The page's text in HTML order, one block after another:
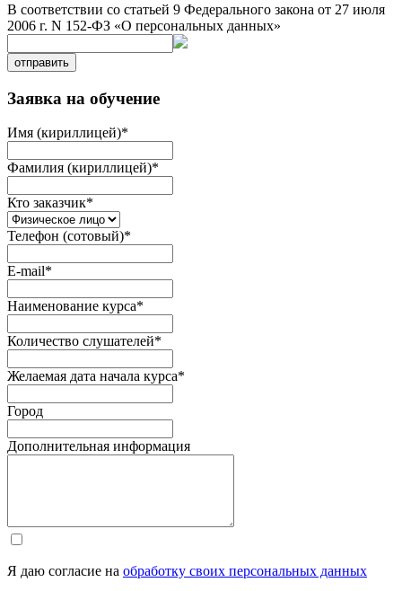
В соответствии со статьей 9 Федерального закона от 27 июля
2006 г. N 152-ФЗ «О персональных данных»
отправить
Заявка на обучение
Имя (кириллицей)*
Фамилия (кириллицей)*
Кто заказчик*
Телефон (сотовый)*
E-mail*
Наименование курса*
Количество слушателей*
Желаемая дата начала курса*
Город
Дополнительная информация
Я даю согласие на обработку своих персональных данных